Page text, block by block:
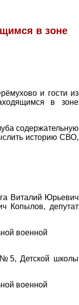
в зоне
и гости из
в зоне
содержательную
историю СВО,
Виталий Юрьевич
Копылов, депутат
№5, Детской школы